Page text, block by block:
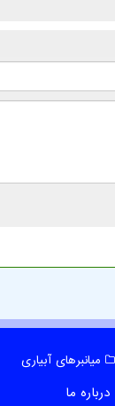
میانبرهای آبیاری
درباره ما